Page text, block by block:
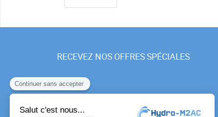
RECEVEZ NOS OFFRES SPÉCIALES